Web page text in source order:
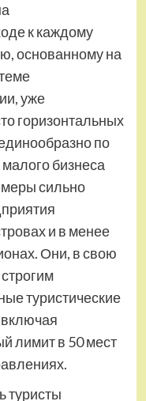
к каждому
основанному на
уже
горизонтальных
по
бизнеса
сильно
и в менее
Они, в свою
туристические
лимит в 50 мест
туристы